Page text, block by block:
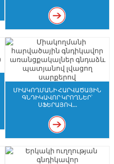
ՄԻԱԿՈՂՄԱՆԻ ՀԱՐՎԱԾԱՅԻՆ
ԳՆԴԻԿԱՎՈՐ ԿՐՈՂՆԵՐ՝
ՍՖԵՐԱՅՈՎ...